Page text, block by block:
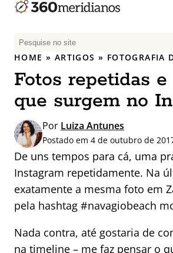
P
e
q
u
i
s
a
r
p
o
r
:
HOME » ARTIGOS » FOTOGRAFIA
Fotos repetidas
que surgem no
Por Luiza Antunes
Postado em 4 de outubro de
De uns tempos para cá, uma
Instagram repetidamente. Na
exatamente a mesma foto em
pela hashtag #navagiobeach
Nada contra, até gostaria de
na timeline – me faz pensar o